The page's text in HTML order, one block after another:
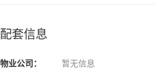
配套信息
物业公司： 暂无信息